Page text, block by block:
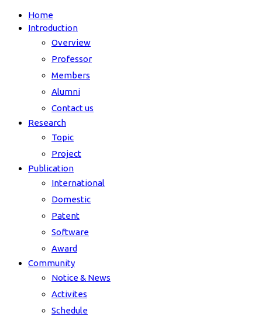
Home
Introduction
Overview
Professor
Members
Alumni
Contact us
Research
Topic
Project
Publication
International
Domestic
Patent
Software
Award
Community
Notice & News
Activites
Schedule